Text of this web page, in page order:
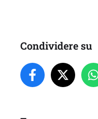
Condividere su